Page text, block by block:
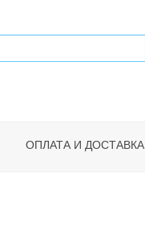
ОПЛАТА И ДОСТАВКА